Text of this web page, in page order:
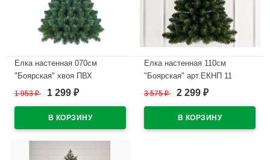
Елка настенная 070см
"Боярская" хвоя ПВХ
арт.ЕКНП 07
1 953₽ 1 299 ₽
Елка настенная 110см
"Боярская" арт.ЕКНП 11
В наличии
3 575₽ 2 299 ₽